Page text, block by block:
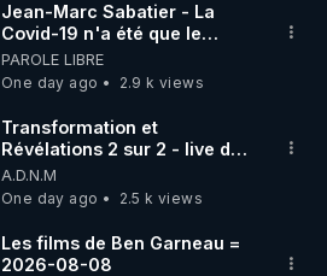
Jean-Marc Sabatier - La
Covid-19 n'a été que le
début - L'ARNm & l'ARNm-aa
jusqu où auront-t-il ?
PAROLE LIBRE
One day ago
2.9 k views
Transformation et
Révélations 2 sur 2 - live du
07/08/26
A.D.N.M
One day ago
2.5 k views
Les films de Ben Garneau =
2026-08-08